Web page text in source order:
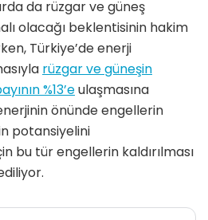
da rüzgar ve güneş
olacağı beklentisinin hakim
Türkiye’de enerji
rüzgar ve güneşin
%13’eulaşmasına
önünde engellerin
potansiyelini
bu tür engellerin kaldırılması